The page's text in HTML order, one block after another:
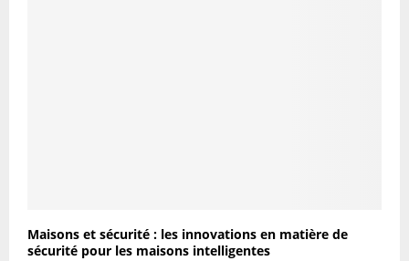
Maisons et sécurité : les innovations en matière de
sécurité pour les maisons intelligentes